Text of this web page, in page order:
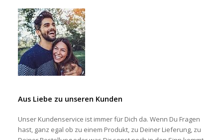
Aus Liebe zu unseren Kunden
Unser Kundenservice ist immer für Dich da. Wenn Du Fragen
hast, ganz egal ob zu einem Produkt, zu Deiner Lieferung, zu